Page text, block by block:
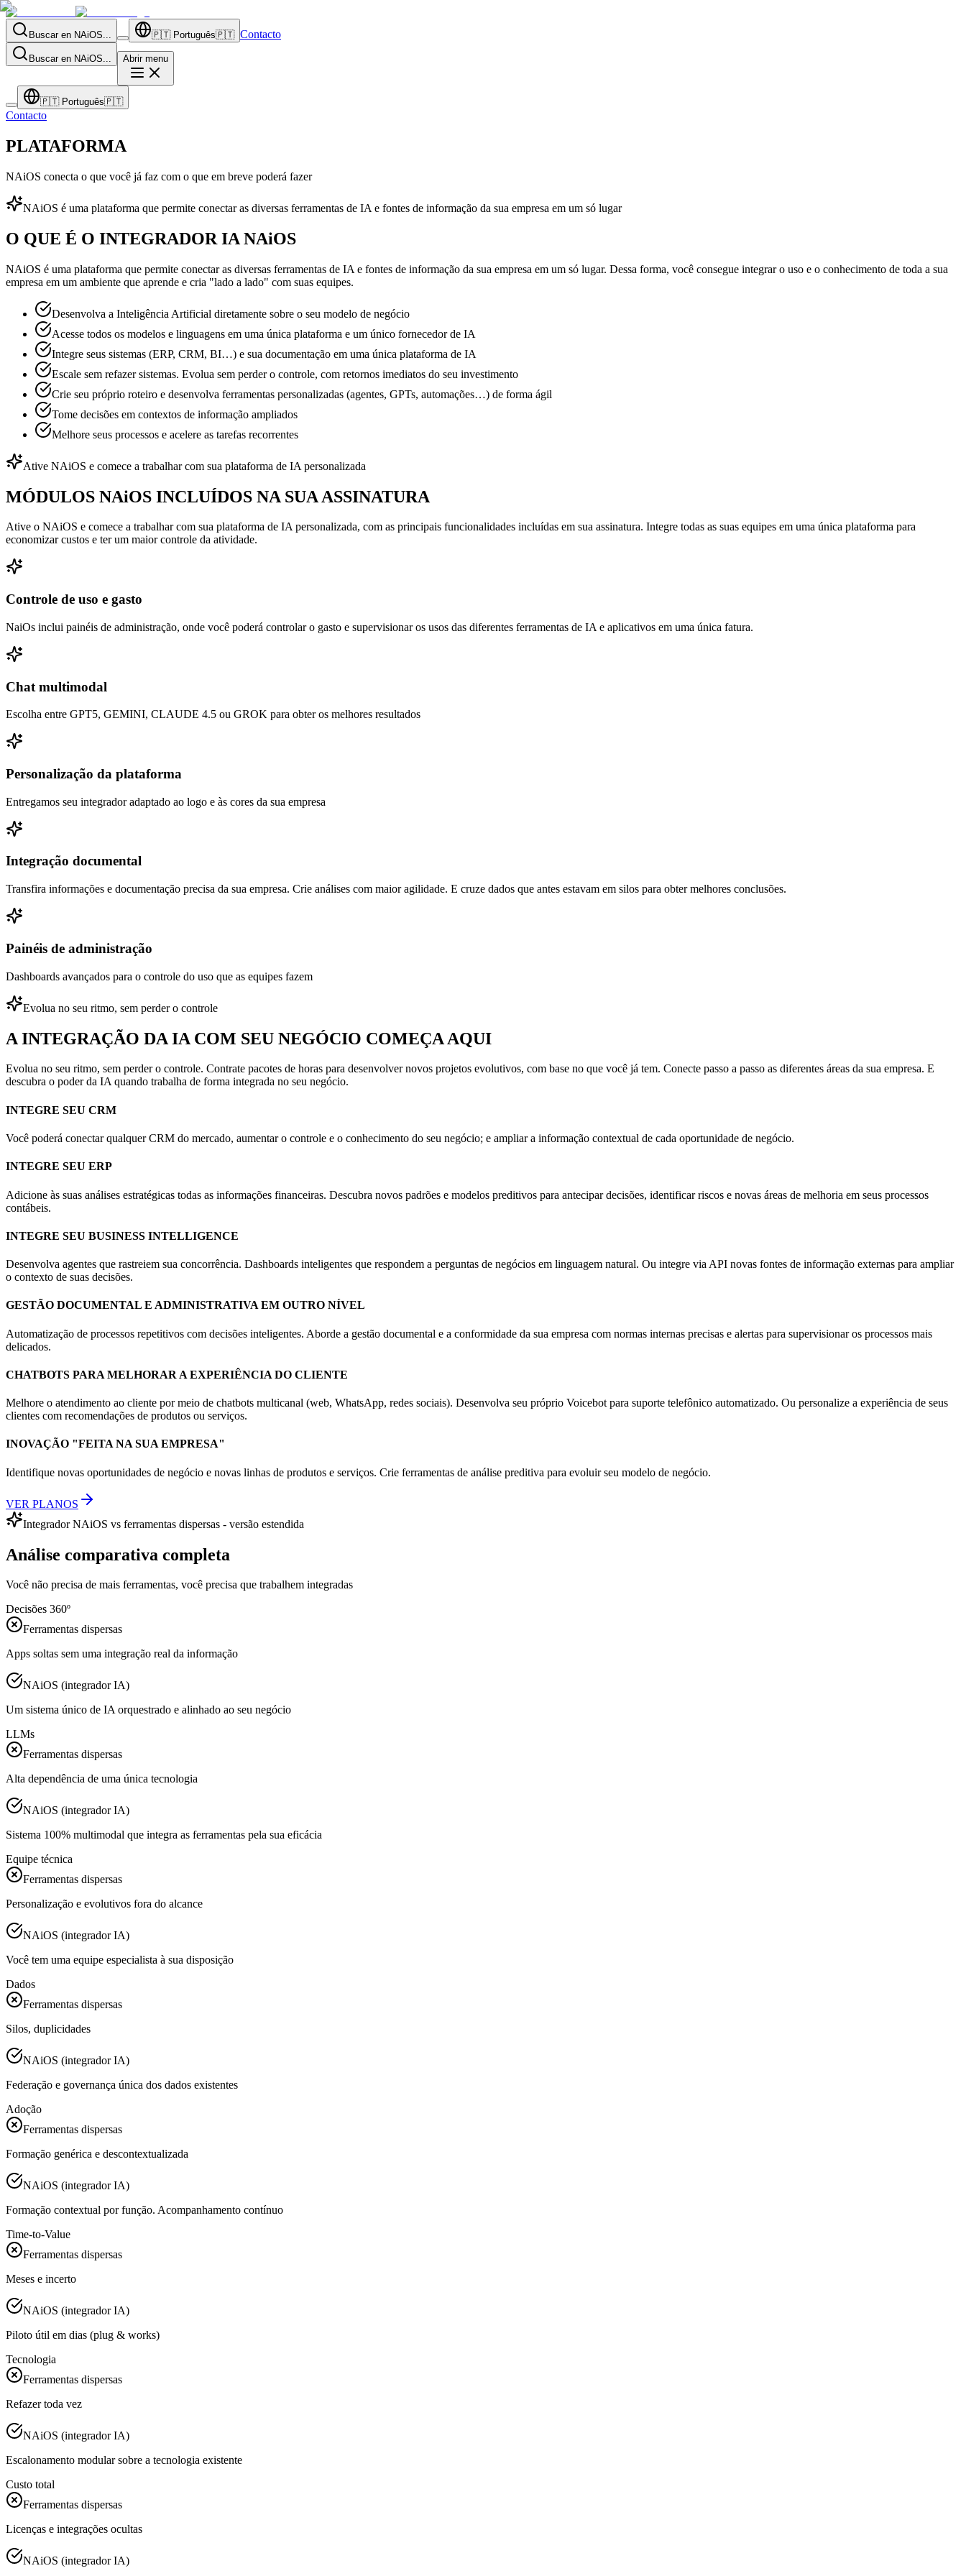
Buscar en NAiOS... 🇵🇹 Português🇵🇹 Contacto
Buscar en NAiOS... Abrir menu
🇵🇹 Português🇵🇹
Contacto
PLATAFORMA
NAiOS conecta o que você já faz com o que em breve poderá fazer
NAiOS é uma plataforma que permite conectar as diversas ferramentas de IA e fontes de informação da sua empresa em um só lugar
O QUE É O INTEGRADOR IA NAiOS
NAiOS é uma plataforma que permite conectar as diversas ferramentas de IA e fontes de informação da sua empresa em um só lugar. Dessa forma, você consegue integrar o uso e o conhecimento de toda a sua
empresa em um ambiente que aprende e cria "lado a lado" com suas equipes.
Desenvolva a Inteligência Artificial diretamente sobre o seu modelo de negócio
Acesse todos os modelos e linguagens em uma única plataforma e um único fornecedor de IA
Integre seus sistemas (ERP, CRM, BI…) e sua documentação em uma única plataforma de IA
Escale sem refazer sistemas. Evolua sem perder o controle, com retornos imediatos do seu investimento
Crie seu próprio roteiro e desenvolva ferramentas personalizadas (agentes, GPTs, automações…) de forma ágil
Tome decisões em contextos de informação ampliados
Melhore seus processos e acelere as tarefas recorrentes
Ative NAiOS e comece a trabalhar com sua plataforma de IA personalizada
MÓDULOS NAiOS INCLUÍDOS NA SUA ASSINATURA
Ative o NAiOS e comece a trabalhar com sua plataforma de IA personalizada, com as principais funcionalidades incluídas em sua assinatura. Integre todas as suas equipes em uma única plataforma para
economizar custos e ter um maior controle da atividade.
Controle de uso e gasto
NaiOs inclui painéis de administração, onde você poderá controlar o gasto e supervisionar os usos das diferentes ferramentas de IA e aplicativos em uma única fatura.
Chat multimodal
Escolha entre GPT5, GEMINI, CLAUDE 4.5 ou GROK para obter os melhores resultados
Personalização da plataforma
Entregamos seu integrador adaptado ao logo e às cores da sua empresa
Integração documental
Transfira informações e documentação precisa da sua empresa. Crie análises com maior agilidade. E cruze dados que antes estavam em silos para obter melhores conclusões.
Painéis de administração
Dashboards avançados para o controle do uso que as equipes fazem
Evolua no seu ritmo, sem perder o controle
A INTEGRAÇÃO DA IA COM SEU NEGÓCIO COMEÇA AQUI
Evolua no seu ritmo, sem perder o controle. Contrate pacotes de horas para desenvolver novos projetos evolutivos, com base no que você já tem. Conecte passo a passo as diferentes áreas da sua empresa. E
descubra o poder da IA quando trabalha de forma integrada no seu negócio.
INTEGRE SEU CRM
Você poderá conectar qualquer CRM do mercado, aumentar o controle e o conhecimento do seu negócio; e ampliar a informação contextual de cada oportunidade de negócio.
INTEGRE SEU ERP
Adicione às suas análises estratégicas todas as informações financeiras. Descubra novos padrões e modelos preditivos para antecipar decisões, identificar riscos e novas áreas de melhoria em seus processos
contábeis.
INTEGRE SEU BUSINESS INTELLIGENCE
Desenvolva agentes que rastreiem sua concorrência. Dashboards inteligentes que respondem a perguntas de negócios em linguagem natural. Ou integre via API novas fontes de informação externas para ampliar
o contexto de suas decisões.
GESTÃO DOCUMENTAL E ADMINISTRATIVA EM OUTRO NÍVEL
Automatização de processos repetitivos com decisões inteligentes. Aborde a gestão documental e a conformidade da sua empresa com normas internas precisas e alertas para supervisionar os processos mais
delicados.
CHATBOTS PARA MELHORAR A EXPERIÊNCIA DO CLIENTE
Melhore o atendimento ao cliente por meio de chatbots multicanal (web, WhatsApp, redes sociais). Desenvolva seu próprio Voicebot para suporte telefônico automatizado. Ou personalize a experiência de seus
clientes com recomendações de produtos ou serviços.
INOVAÇÃO "FEITA NA SUA EMPRESA"
Identifique novas oportunidades de negócio e novas linhas de produtos e serviços. Crie ferramentas de análise preditiva para evoluir seu modelo de negócio.
VER PLANOS
Integrador NAiOS vs ferramentas dispersas - versão estendida
Análise comparativa completa
Você não precisa de mais ferramentas, você precisa que trabalhem integradas
Decisões 360º
Ferramentas dispersas
Apps soltas sem uma integração real da informação
NAiOS (integrador IA)
Um sistema único de IA orquestrado e alinhado ao seu negócio
LLMs
Ferramentas dispersas
Alta dependência de uma única tecnologia
NAiOS (integrador IA)
Sistema 100% multimodal que integra as ferramentas pela sua eficácia
Equipe técnica
Ferramentas dispersas
Personalização e evolutivos fora do alcance
NAiOS (integrador IA)
Você tem uma equipe especialista à sua disposição
Dados
Ferramentas dispersas
Silos, duplicidades
NAiOS (integrador IA)
Federação e governança única dos dados existentes
Adoção
Ferramentas dispersas
Formação genérica e descontextualizada
NAiOS (integrador IA)
Formação contextual por função. Acompanhamento contínuo
Time-to-Value
Ferramentas dispersas
Meses e incerto
NAiOS (integrador IA)
Piloto útil em dias (plug & works)
Tecnologia
Ferramentas dispersas
Refazer toda vez
NAiOS (integrador IA)
Escalonamento modular sobre a tecnologia existente
Custo total
Ferramentas dispersas
Licenças e integrações ocultas
NAiOS (integrador IA)